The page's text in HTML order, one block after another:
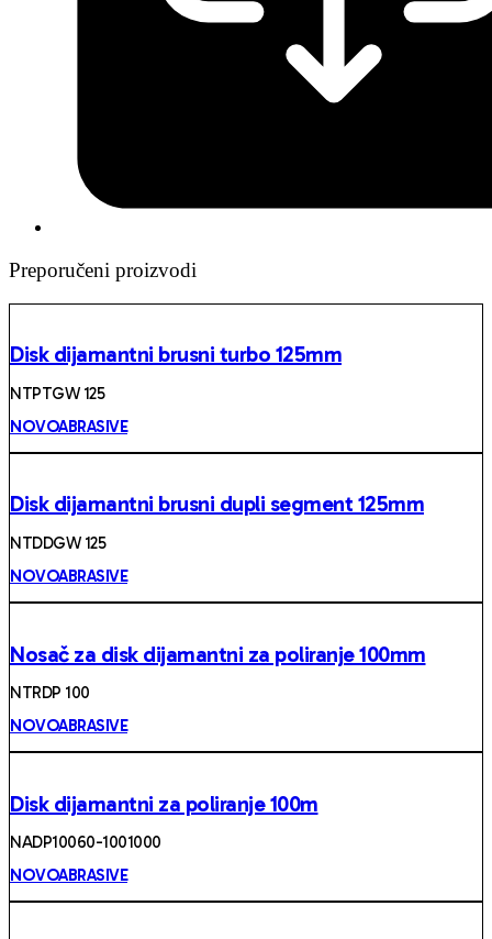
Preporučeni proizvodi
Disk dijamantni brusni turbo 125mm
NTPTGW 125
NOVOABRASIVE
Disk dijamantni brusni dupli segment 125mm
NTDDGW 125
NOVOABRASIVE
Nosač za disk dijamantni za poliranje 100mm
NTRDP 100
NOVOABRASIVE
Disk dijamantni za poliranje 100m
NADP10060-1001000
NOVOABRASIVE